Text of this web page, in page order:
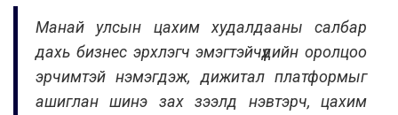
Манай улсын цахим худалдааны салбар
дахь бизнес эрхлэгч эмэгтэйчүүдийн оролцоо
эрчимтэй нэмэгдэж, дижитал платформыг
ашиглан шинэ зах зээлд нэвтэрч, цахим